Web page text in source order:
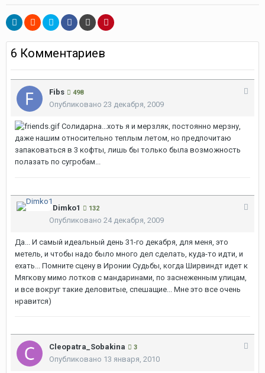
6 Комментариев
Fibs 498
Опубликовано 23 декабря, 2009
Солидарна...хоть я и мерзляк, постоянно мерзну,
даже нашим относительно теплым летом, но предпочитаю
запаковаться в 3 кофты, лишь бы только была возможность
полазать по сугробам...
Dimko1 132
Опубликовано 24 декабря, 2009
Да... И самый идеальный день 31-го декабря, для меня, это
метель, и чтобы надо было много дел сделать, куда-то идти, и
ехать... Помните сцену в Иронии Судьбы, когда Ширвиндт идет к
Мягкову мимо лотков с мандаринами, по заснеженным улицам,
и все вокруг такие деловитые, спешащие... Мне это все очень
нравится)
Cleopatra_Sobakina 3
Опубликовано 13 января, 2010